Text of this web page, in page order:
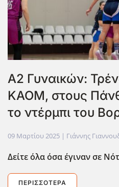
Α2 Γυναικών:
ΚΑΟΜ, στους
το ντέρμπι του
09 Μαρτίου 2025 | Γιάννης
Δείτε όλα όσα έγιναν σε
ΠΕΡΙΣΣΌΤΕΡΑ